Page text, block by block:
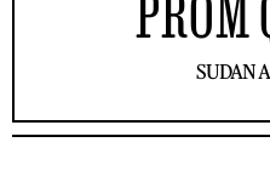
PROM
SUDAN